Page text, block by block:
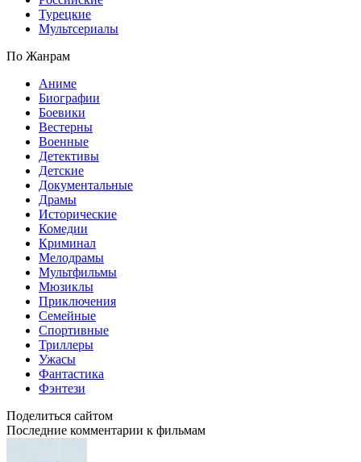
Турецкие
Мультсериалы
По Жанрам
Аниме
Биографии
Боевики
Вестерны
Военные
Детективы
Детские
Документальные
Драмы
Исторические
Комедии
Криминал
Мелодрамы
Мультфильмы
Мюзиклы
Приключения
Семейные
Спортивные
Триллеры
Ужасы
Фантастика
Фэнтези
Поделиться сайтом
Последние комментарии к фильмам